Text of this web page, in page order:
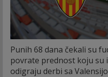
Punih 68 dana čekali su
povrate prednost koju su
odigraju derbi sa